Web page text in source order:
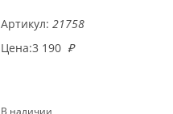
Артикул: 21758
Цена:3 190 ₽